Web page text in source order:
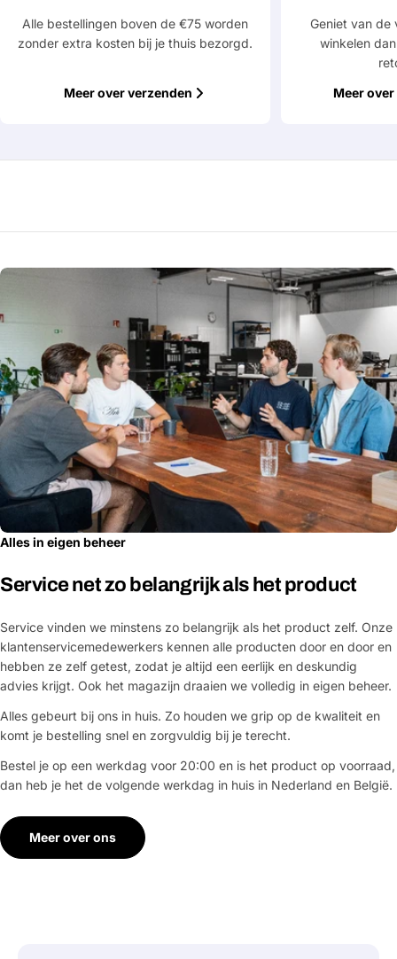
Alle bestellingen boven de €75 worden
zonder extra kosten bij je thuis bezorgd.
Meer over verzenden
Geniet van de
winkelen
Meer
Alles in eigen beheer
Service net zo belangrijk als het product
Service vinden we minstens zo belangrijk als het product zelf. Onze
klantenservicemedewerkers kennen alle producten door en door en
hebben ze zelf getest, zodat je altijd een eerlijk en deskundig
advies krijgt. Ook het magazijn draaien we volledig in eigen beheer.
Alles gebeurt bij ons in huis. Zo houden we grip op de kwaliteit en
komt je bestelling snel en zorgvuldig bij je terecht.
Bestel je op een werkdag voor 20:00 en is het product op voorraad,
dan heb je het de volgende werkdag in huis in Nederland en België.
Meer over ons